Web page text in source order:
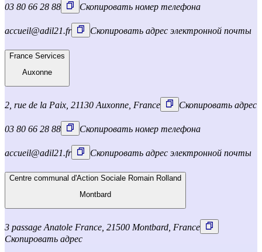
03 80 66 28 88 Скопировать номер телефона
accueil@adil21.fr Скопировать адрес электронной почты
France Services
Auxonne
2, rue de la Paix, 21130 Auxonne, France Скопировать адрес
03 80 66 28 88 Скопировать номер телефона
accueil@adil21.fr Скопировать адрес электронной почты
Centre communal d'Action Sociale Romain Rolland
Montbard
3 passage Anatole France, 21500 Montbard, France
Скопировать адрес